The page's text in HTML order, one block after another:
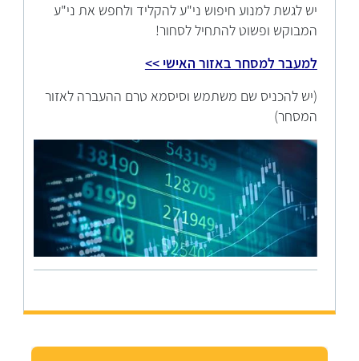
יש לגשת למנוע חיפוש ני"ע להקליד ולחפש את ני"ע
המבוקש ופשוט להתחיל לסחור!
למעבר למסחר באזור האישי >>
(יש להכניס שם משתמש וסיסמא טרם ההעברה לאזור
המסחר)